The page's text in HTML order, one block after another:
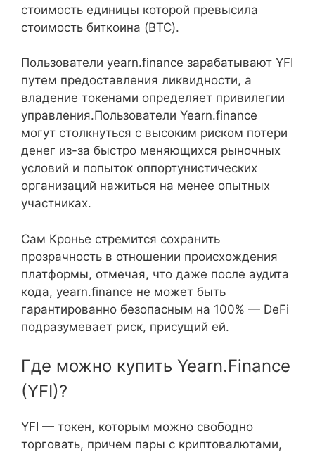
стоимость единицы которой превысила
стоимость биткоина (BTC).
Пользователи yearn.finance зарабатывают YFI
путем предоставления ликвидности, а
владение токенами определяет привилегии
управления.Пользователи Yearn.finance
могут столкнуться с высоким риском потери
денег из-за быстро меняющихся рыночных
условий и попыток оппортунистических
организаций нажиться на менее опытных
участниках.
Сам Кронье стремится сохранить
прозрачность в отношении происхождения
платформы, отмечая, что даже после аудита
кода, yearn.finance не может быть
гарантированно безопасным на 100% — DeFi
подразумевает риск, присущий ей.
Где можно купить Yearn.Finance
(YFI)?
YFI — токен, которым можно свободно
торговать, причем пары с криптовалютами,